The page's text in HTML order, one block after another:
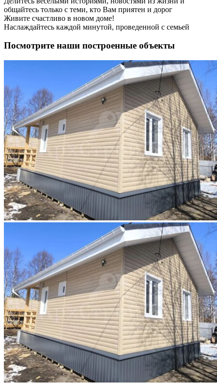
общайтесь только с теми, кто Вам приятен и дорог
Живите счастливо в новом доме!
Наслаждайтесь каждой минутой, проведенной с семьей
Посмотрите наши построенные объекты